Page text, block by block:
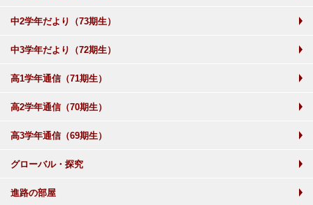
中2学年だより（73期生）
中3学年だより（72期生）
高1学年通信（71期生）
高2学年通信（70期生）
高3学年通信（69期生）
グローバル・探究
進路の部屋